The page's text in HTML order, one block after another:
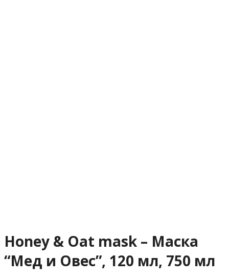
Honey & Oat mask – Маска
“Мед и Овес”, 120 мл, 750 мл